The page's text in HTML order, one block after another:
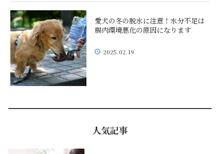
愛犬の冬の脱水に注意！水分不足は
腸内環境悪化の原因になります
2025.02.19
人気記事